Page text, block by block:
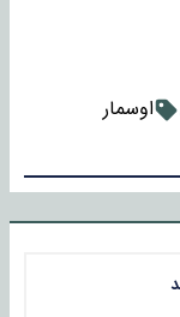
اوسمار